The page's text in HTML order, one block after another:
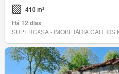
410 m²
Há 12 dias
SUPERCASA - IMOBILIÁRIA CARLOS